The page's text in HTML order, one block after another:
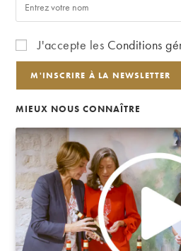
J'accepte les Conditions
MIEUX NOUS CONNAÎTRE